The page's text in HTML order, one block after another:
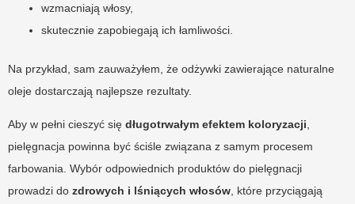
wzmacniają włosy,
skutecznie zapobiegają ich łamliwości.
Na przykład, sam zauważyłem, że odżywki zawierające naturalne
oleje dostarczają najlepsze rezultaty.
Aby w pełni cieszyć się długotrwałym efektem koloryzacji
pielęgnacja powinna być ściśle związana z samym procesem
farbowania. Wybór odpowiednich produktów do pielęgnacji
prowadzi do zdrowych i lśniących włosów , które przyciągają